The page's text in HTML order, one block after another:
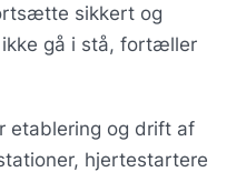
sikkert og
gå i stå, fortæller
etablering og drift af
hjertestartere